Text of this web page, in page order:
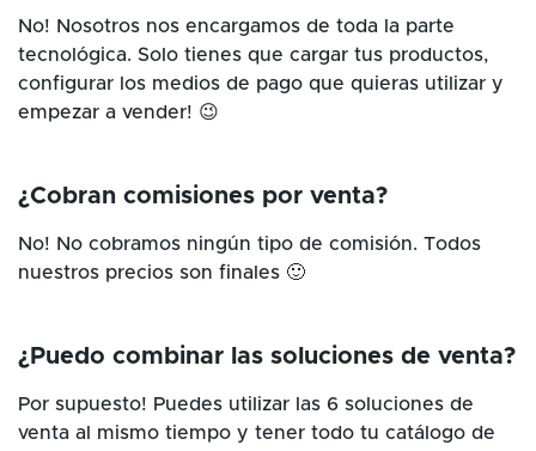
No! Nosotros nos encargamos de toda la parte
tecnológica. Solo tienes que cargar tus productos,
configurar los medios de pago que quieras utilizar y
empezar a vender! 😉
¿Cobran comisiones por venta?
No! No cobramos ningún tipo de comisión. Todos
nuestros precios son finales 🙂
¿Puedo combinar las soluciones de venta?
Por supuesto! Puedes utilizar las 6 soluciones de
venta al mismo tiempo y tener todo tu catálogo de